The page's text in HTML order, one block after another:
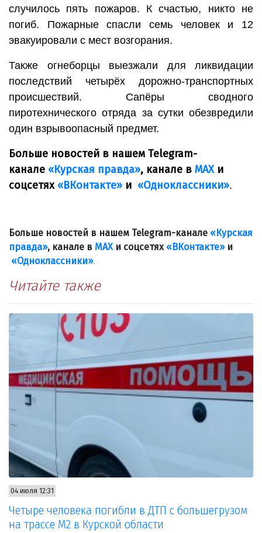
случилось пять пожаров. К счастью, никто не
погиб. Пожарные спасли семь человек и 12
эвакуировали с мест возгорания.
Также огнеборцы выезжали для ликвидации
последствий четырёх дорожно-транспортных
происшествий. Сапёры сводного
пиротехнического отряда за сутки обезвредили
один взрывоопасный предмет.
Больше новостей в нашем Telegram-
канале «Курская правда», канале в МАХи
соцсетях «ВКонтакте» и «Одноклассники».
Больше новостей в нашем Telegram-канале «Курская
правда», канале в МАХи соцсетях «ВКонтакте»и
«Одноклассники».
Читайте также
04 июля 12:31
Четыре человека погибли в ДТП с большегрузом
на трассе М2 в Курской области